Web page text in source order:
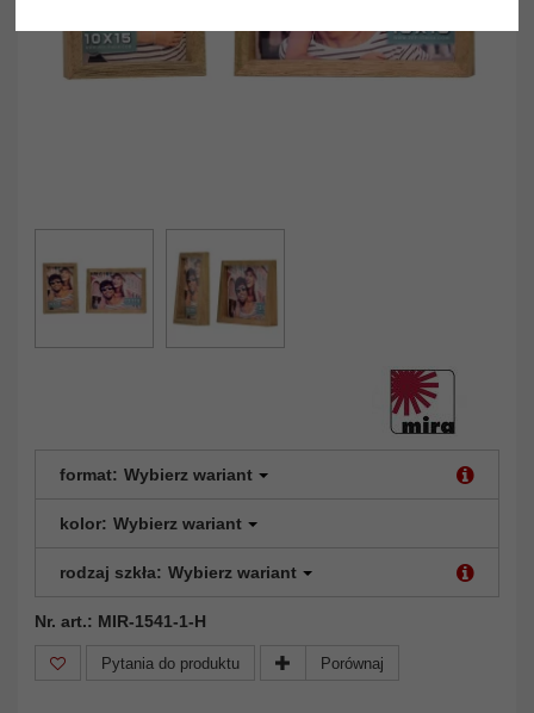
format: Wybierz wariant
kolor: Wybierz wariant
rodzaj szkła: Wybierz wariant
Nr. art.: MIR-1541-1-H
Pytania do produktu Porównaj